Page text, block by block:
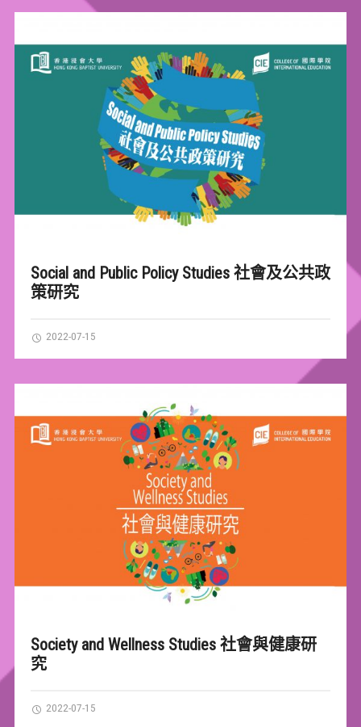
Social and Public Policy Studies 社會及公共政
策研究
2022-07-15
Society and Wellness Studies 社會與健康研
究
2022-07-15